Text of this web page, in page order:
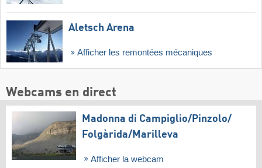
Aletsch Arena
Afficher les remontées mécaniques
Webcams en direct
Madonna di Campiglio/​Pinzolo/​
Folgàrida/​Marilleva
Afficher la webcam